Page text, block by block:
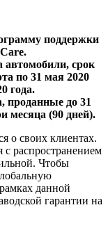
поддержки
срок
по 31 мая 2020
года.
проданные до 31
месяца (90 дней).
о своих клиентах.
с распространением
Чтобы
данной
гарантии на